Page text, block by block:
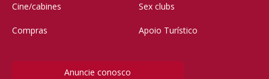
Cine/cabines
Compras
Sex clubs
Apoio Turístico
Anuncie conosco